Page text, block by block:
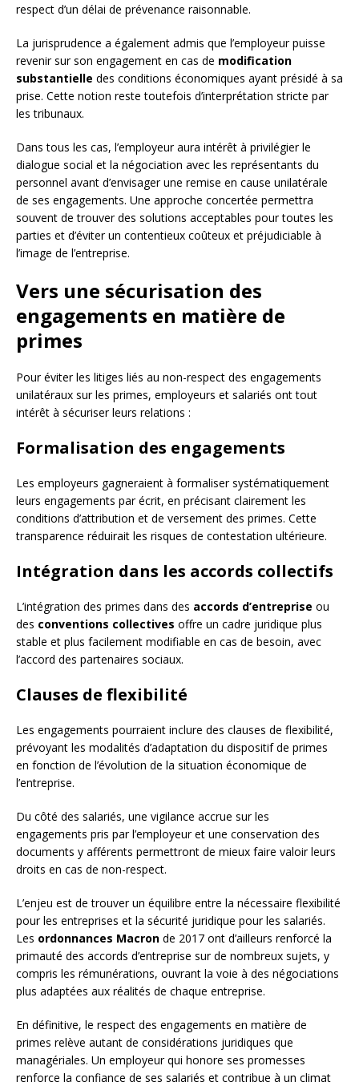
respect d’un délai de prévenance raisonnable.
La jurisprudence a également admis que l’employeur puisse
revenir sur son engagement en cas de modification
substantielle des conditions économiques ayant présidé à sa
prise. Cette notion reste toutefois d’interprétation stricte par
les tribunaux.
Dans tous les cas, l’employeur aura intérêt à privilégier le
dialogue social et la négociation avec les représentants du
personnel avant d’envisager une remise en cause unilatérale
de ses engagements. Une approche concertée permettra
souvent de trouver des solutions acceptables pour toutes les
parties et d’éviter un contentieux coûteux et préjudiciable à
l’image de l’entreprise.
Vers une sécurisation des
engagements en matière de
primes
Pour éviter les litiges liés au non-respect des engagements
unilatéraux sur les primes, employeurs et salariés ont tout
intérêt à sécuriser leurs relations :
Formalisation des engagements
Les employeurs gagneraient à formaliser systématiquement
leurs engagements par écrit, en précisant clairement les
conditions d’attribution et de versement des primes. Cette
transparence réduirait les risques de contestation ultérieure.
Intégration dans les accords collectifs
L’intégration des primes dans des accords d’entreprise ou
des conventions collectives offre un cadre juridique plus
stable et plus facilement modifiable en cas de besoin, avec
l’accord des partenaires sociaux.
Clauses de flexibilité
Les engagements pourraient inclure des clauses de flexibilité,
prévoyant les modalités d’adaptation du dispositif de primes
en fonction de l’évolution de la situation économique de
l’entreprise.
Du côté des salariés, une vigilance accrue sur les
engagements pris par l’employeur et une conservation des
documents y afférents permettront de mieux faire valoir leurs
droits en cas de non-respect.
L’enjeu est de trouver un équilibre entre la nécessaire flexibilité
pour les entreprises et la sécurité juridique pour les salariés.
Les ordonnances Macron de 2017 ont d’ailleurs renforcé la
primauté des accords d’entreprise sur de nombreux sujets, y
compris les rémunérations, ouvrant la voie à des négociations
plus adaptées aux réalités de chaque entreprise.
En définitive, le respect des engagements en matière de
primes relève autant de considérations juridiques que
managériales. Un employeur qui honore ses promesses
renforce la confiance de ses salariés et contribue à un climat